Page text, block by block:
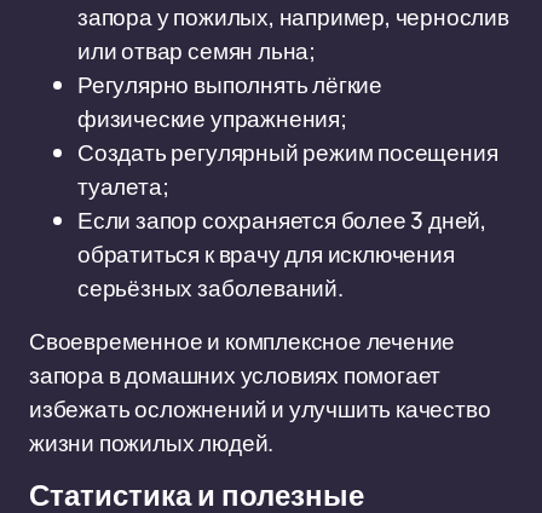
запора у пожилых, например, чернослив
или отвар семян льна;
Регулярно выполнять лёгкие
физические упражнения;
Создать регулярный режим посещения
туалета;
Если запор сохраняется более 3 дней,
обратиться к врачу для исключения
серьёзных заболеваний.
Своевременное и комплексное лечение
запора в домашних условиях помогает
избежать осложнений и улучшить качество
жизни пожилых людей.
Статистика и полезные